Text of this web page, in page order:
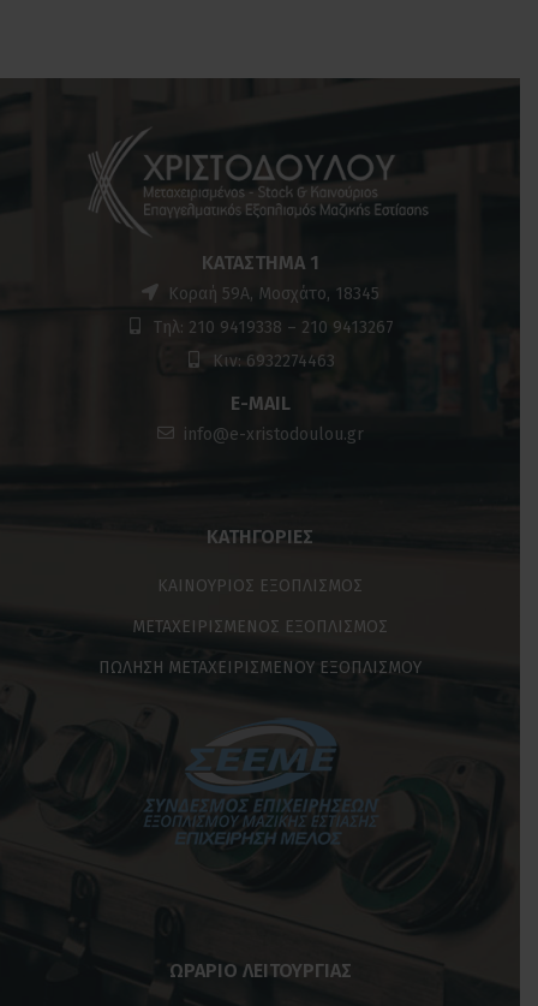
ΚΑΤΆΣΤΗΜΑ 1
Κοραή 59Α, Μοσχάτο, 18345
Τηλ: 210 9419338 – 210 9413267
Κιν: 6932274463
E-MAIL
info@e-xristodoulou.gr
ΚΑΤΗΓΟΡΊΕΣ
ΚΑΙΝΟΥΡΙΟΣ ΕΞΟΠΛΙΣΜΟΣ
ΜΕΤΑΧΕΙΡΙΣΜΕΝΟΣ ΕΞΟΠΛΙΣΜΟΣ
ΠΩΛΗΣΗ ΜΕΤΑΧΕΙΡΙΣΜΕΝΟΥ ΕΞΟΠΛΙΣΜΟΥ
ΩΡΑΡΙΟ ΛΕΙΤΟΥΡΓΙΑΣ